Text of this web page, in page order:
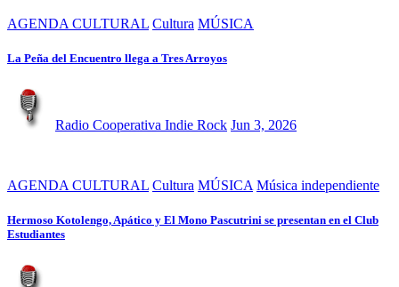
AGENDA CULTURAL Cultura MÚSICA
La Peña del Encuentro llega a Tres Arroyos
Radio Cooperativa Indie Rock Jun 3, 2026
AGENDA CULTURAL Cultura MÚSICA Música independiente
Hermoso Kotolengo, Apático y El Mono Pascutrini se presentan en el Club
Estudiantes